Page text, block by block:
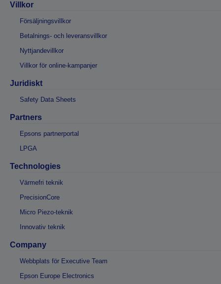
Villkor
Försäljningsvillkor
Betalnings- och leveransvillkor
Nyttjandevillkor
Villkor för online-kampanjer
Juridiskt
Safety Data Sheets
Partners
Epsons partnerportal
LPGA
Technologies
Värmefri teknik
PrecisionCore
Micro Piezo-teknik
Innovativ teknik
Company
Webbplats för Executive Team
Epson Europe Electronics